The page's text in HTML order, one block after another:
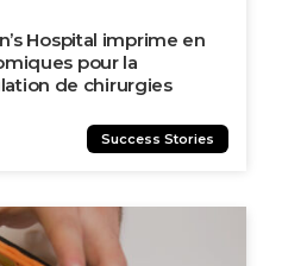
Success Stories
Hospital imprime en
pour la
de chirurgies